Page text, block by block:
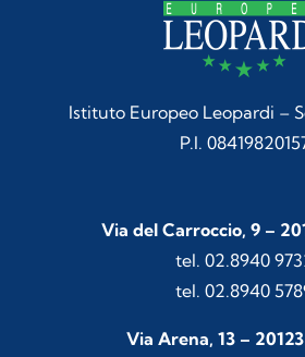
Istituto Europeo Leopardi –
P.I.
Via del Carroccio, 9 –
tel. 02.8940
tel. 02.8940
Via Arena, 13 –